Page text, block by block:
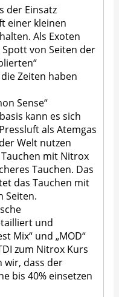
der Einsatz
einer kleinen
Als Exoten
von Seiten der
Zeiten haben
Sense“
kann es sich
als Atemgas
Welt nutzen
mit Nitrox
Tauchen. Das
das Tauchen mit
Seiten.
und
Mix“ und „MOD“
zum Nitrox Kurs
wir, dass der
bis 40% einsetzen